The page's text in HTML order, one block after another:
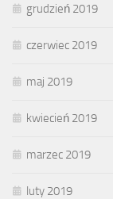
grudzień 2019
czerwiec 2019
maj 2019
kwiecień 2019
marzec 2019
luty 2019